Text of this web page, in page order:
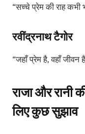
“सच्चे प्रेम की राह कभी
रवींद्रनाथ टैगोर
“जहाँ प्रेम है, वहाँ जीवन
राजा और रानी
लिए कुछ सुझाव